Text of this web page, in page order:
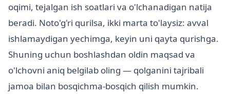
oqimi, tejalgan ish soatlari va o'lchanadigan natija
beradi. Noto'g'ri qurilsa, ikki marta to'laysiz: avval
ishlamaydigan yechimga, keyin uni qayta qurishga.
Shuning uchun boshlashdan oldin maqsad va
o'lchovni aniq belgilab oling — qolganini tajribali
jamoa bilan bosqichma-bosqich qilish mumkin.